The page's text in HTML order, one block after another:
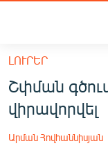
հիմնական
բովանդակությանը
Անցնել
հիմնական
մենյուին
ՀԱՅԱՍՏԱՆ
ՔԱՂԱՔԱԿԱՆ
ԼՈՒՐԵՐ
Շփման
վիրավորվել
Արման Հովհաննիսյան